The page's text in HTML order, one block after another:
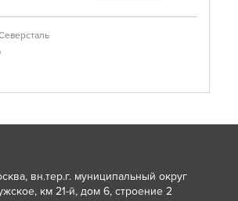
вн.тер.г. муниципальный округ
км 21-й, дом 6, строение 2